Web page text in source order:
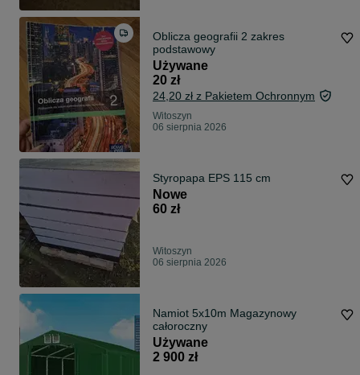
Oblicza geografii 2 zakres
podstawowy
Używane
20 zł
24,20 zł z Pakietem Ochronnym
Witoszyn
06 sierpnia 2026
Styropapa EPS 115 cm
Nowe
60 zł
Witoszyn
06 sierpnia 2026
Namiot 5x10m Magazynowy
całoroczny
Używane
2 900 zł